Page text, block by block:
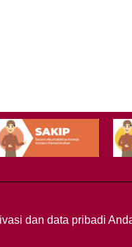
dan data pribadi